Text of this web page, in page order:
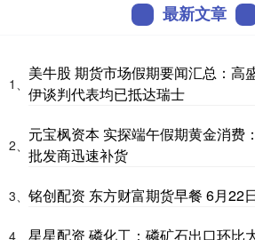
最新文章
1、
美牛股 期货市场假期要闻汇总：高
伊谈判代表均已抵达瑞士
2、
元宝枫资本 实探端午假期黄金消费
批发商迅速补货
3、 铭创配资 东方财富期货早餐 6月22
4、 星星配资 磷化工：磷矿石出口环比